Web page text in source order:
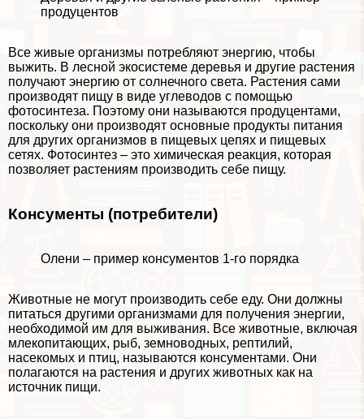
продуцентов
Все живые организмы потрeбляют энергию, чтобы
выжить. В лесной экосистеме деревья и другие растения
получают энергию от солнечного света. Растения сами
производят пищу в виде углеводов с помощью
фотосинтеза. Поэтому они называются продуцентами,
поскольку они производят основные продукты питания
для других организмов в пищевых цепях и пищевых
сетях. Фотосинтез – это химическая реакция, которая
позволяет растениям производить себе пищу.
Консументы (потребители)
Олени – пример консументов 1-го порядка
Животные не могут производить себе еду. Они должны
питаться другими организмами для получения энергии,
необходимой им для выживания. Все животные, включая
млекопитающих, рыб, земноводных, рептилий,
насекомых и птиц, называются консументами. Они
полагаются на растения и других животных как на
источник пищи.